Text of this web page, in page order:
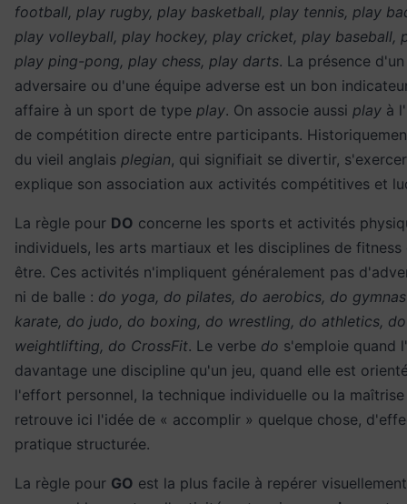
football, play rugby, play basketball, play tennis, play
play volleyball, play hockey, play cricket, play baseball,
play ping-pong, play chess, play darts. La présence
adversaire ou d'une équipe adverse est un bon
affaire à un sport de type play. On associe aussi play à
de compétition directe entre participants.
du vieil anglais plegian, qui signifiait se divertir,
explique son association aux activités compétitives et
La règle pour DO concerne les sports et activités
individuels, les arts martiaux et les disciplines de
être. Ces activités n'impliquent généralement pas
ni de balle : do yoga, do pilates, do aerobics, do
karate, do judo, do boxing, do wrestling, do athletics, do
weightlifting, do CrossFit. Le verbe do s'emploie quand
davantage une discipline qu'un jeu, quand elle est
l'effort personnel, la technique individuelle ou la maîtrise
retrouve ici l'idée de « accomplir » quelque chose,
pratique structurée.
La règle pour GO est la plus facile à repérer